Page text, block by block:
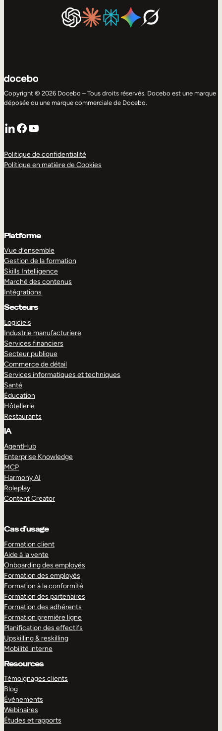
Copyright © 2026 Docebo – Tous droits réservés. Docebo est une marque
déposée ou une marque commerciale de Docebo.
LinkedIn
Facebook
YouTube
Politique de confidentialité
Politique en matière de Cookies
Platforme
Vue d’ensemble
Gestion de la formation
Skills Intelligence
Marché des contenus
Intégrations
Secteurs
Logiciels
Industrie manufacturiere
Services financiers
Secteur publique
Commerce de détail
Services informatiques et techniques
Santé
Éducation
Hôtellerie
Restaurants
IA
AgentHub
Enterprise Knowledge
MCP
Harmony AI
Roleplay
Content Creator
Cas d’usage
Formation client
Aide à la vente
Onboarding des employés
Formation des employés
Formation à la conformité
Formation des partenaires
Formation des adhérents
Formation première ligne
Planification des effectifs
Upskilling & reskilling
Mobilité interne
Resources
Témoignages clients
Blog
Événements
Webinaires
Études et rapports